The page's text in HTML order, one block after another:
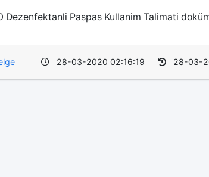
Dezenfektanli Paspas Kullanim Talimati
28-03-2020 02:16:19 28-03-